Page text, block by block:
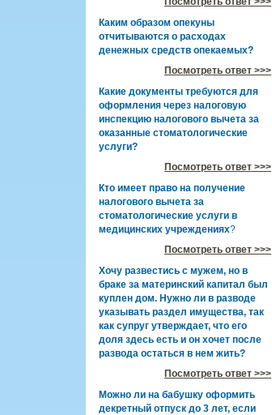
Каким образом опекуны
отчитываются о расходах
денежных средств опекаемых?
Посмотреть ответ >>>
Какие документы требуются для
оформления через налоговую
инспекцию налогового вычета за
оказанные стоматологические
услуги?
Посмотреть ответ >>>
Кто имеет право на получение
налогового вычета за
стоматологические услуги в
медицинских учреждениях?
Посмотреть ответ >>>
Хочу развестись с мужем, но в
браке за материнский капитал был
куплен дом. Нужно ли в разводе
указывать раздел имущества, так
как супруг утверждает, что его
доля здесь есть и он хочет после
развода остаться в нем жить?
Посмотреть ответ >>>
Можно ли на бабушку оформить
декретный отпуск до 3 лет, если